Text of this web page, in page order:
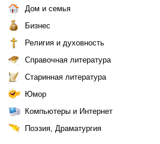
Дом и семья
Бизнес
Религия и духовность
Справочная литература
Старинная литература
Юмор
Компьютеры и Интернет
Поэзия, Драматургия